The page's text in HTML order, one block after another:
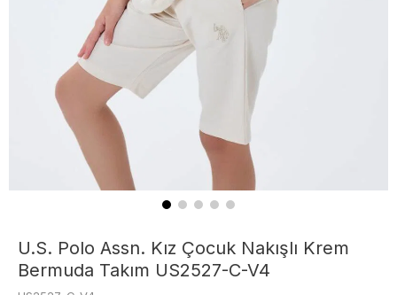
U.S. Polo Assn. Kız Çocuk Nakışlı Krem
Bermuda Takım US2527-C-V4